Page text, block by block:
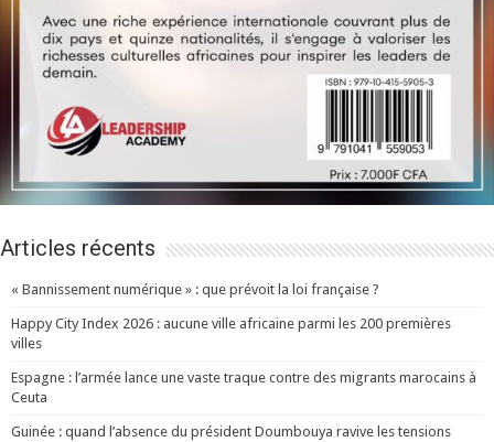
Articles récents
« Bannissement numérique » : que prévoit la loi française ?
Happy City Index 2026 : aucune ville africaine parmi les 200 premières
villes
Espagne : l’armée lance une vaste traque contre des migrants marocains à
Ceuta
Guinée : quand l’absence du président Doumbouya ravive les tensions